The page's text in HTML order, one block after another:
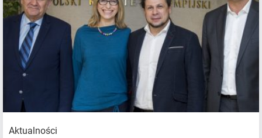
Aktualności